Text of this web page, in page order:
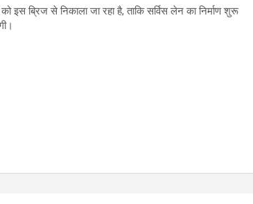
इस ब्रिज से निकाला जा रहा है, ताकि सर्विस लेन का निर्माण शुरू